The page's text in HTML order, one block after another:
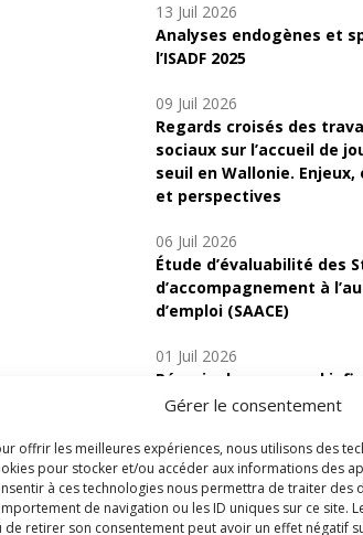
Gérer le consentement
offrir les meilleures expériences, nous utilisons des
pour stocker et/ou accéder aux informations des
à ces technologies nous permettra de traiter des
de navigation ou les ID uniques sur ce site.
de retirer son consentement peut avoir un effet négatif
13 Juil 2026
Analyses endogènes et
l’ISADF 2025
09 Juil 2026
Regards croisés des
sociaux sur l’accueil de
seuil en Wallonie.
et perspectives
06 Juil 2026
Étude d’évaluabilité des
d’accompagnement à
d’emploi (SAACE)
01 Juil 2026
Pénurie du personnel
indicateurs d’offre de
Inscrivez-vous à notre